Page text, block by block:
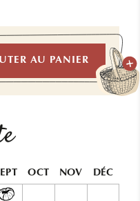
AU PANIER
OCT NOV DÉC